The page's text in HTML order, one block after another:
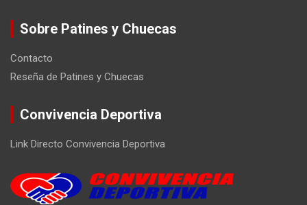
Sobre Patines y Chuecas
Contacto
Reseña de Patines y Chuecas
Convivencia Deportiva
Link Directo Convivencia Deportiva